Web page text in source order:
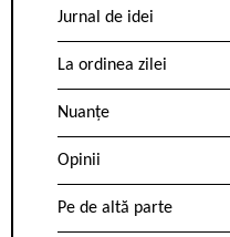
Jurnal de idei
La ordinea zilei
Nuanțe
Opinii
Pe de altă parte